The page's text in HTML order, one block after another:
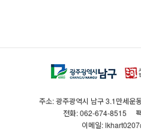
주소: 광주광역시 남구 3.1만세운
전화: 062-674-8515
이메일: